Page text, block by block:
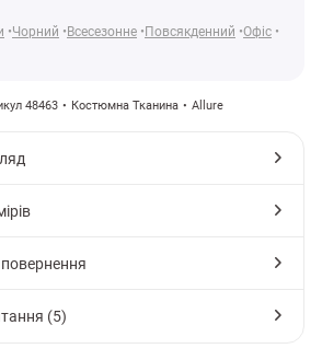
Чорний Всесезонне Повсякденний Офіс
48463 Костюмна Тканина Allure
(5)